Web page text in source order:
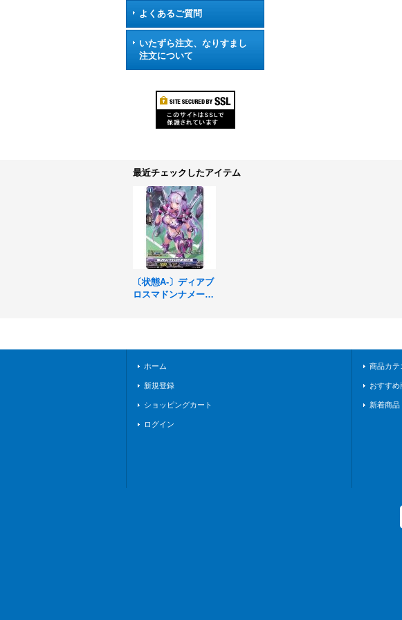
よくあるご質問
いたずら注文、なりすまし
注文について
最近チェックしたアイテム
〔状態A-〕ディアブ
ロスマドンナメーベ
ホーム
新規登録
ショッピングカート
ログイン
商品カテ
おすすめ
新着商品